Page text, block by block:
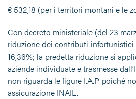
€ 532,18 (per i territori montani e le
Con decreto ministeriale (del 23
riduzione dei contributi infortunistici
16,36%; la predetta riduzione si
aziende individuate e trasmesse
non riguarda le figure I.A.P. poiché
assicurazione INAIL.